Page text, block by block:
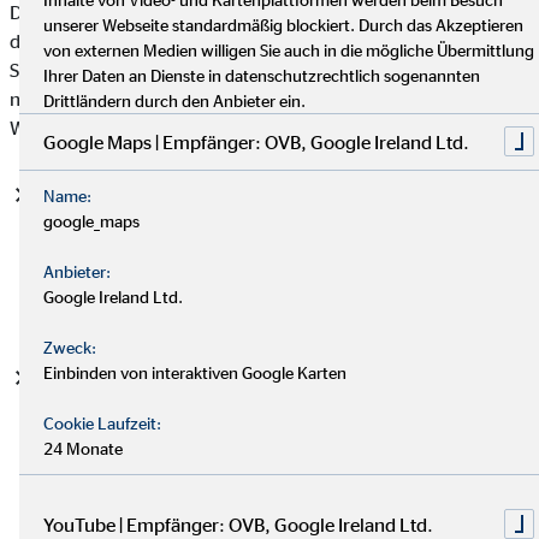
Datenschutzgrundverordnung (DSGVO), auf deren Basis wir
die personenbezogenen Daten verarbeiten, mit. Bitte beachten
Sie, dass zusätzlich zu den Regelungen der DSGVO die
nationalen Datenschutzvorgaben in Ihrem bzw. unserem
Wohn- und Sitzland gelten können.
Einwilligung (Art. 6 Abs. 1 S. 1 lit. a DSGVO)
betroffene Person hat ihre Einwilligung in die Verarbeitung
spezifischen Zweck oder mehrere bestimmte Zwecke
gegeben.
Vertragserfüllung und vorvertragliche Anfragen (Art. 6
Erfüllung eines Vertrags, dessen Vertragspartei die
der betroffenen Person erfolgen.
unserer Webseite standardmäßig blockiert. Durch das Akzeptieren
von externen Medien willigen Sie auch in die mögliche Übermittlung
Ihrer Daten an Dienste in datenschutzrechtlich sogenannten
Drittländern durch den Anbieter ein.
Google Maps | Empfänger: OVB, Google Ireland Ltd.
Name:
google_maps
Anbieter:
Google Ireland Ltd.
Zweck:
Einbinden von interaktiven Google Karten
Cookie Laufzeit:
24 Monate
YouTube | Empfänger: OVB, Google Ireland Ltd.